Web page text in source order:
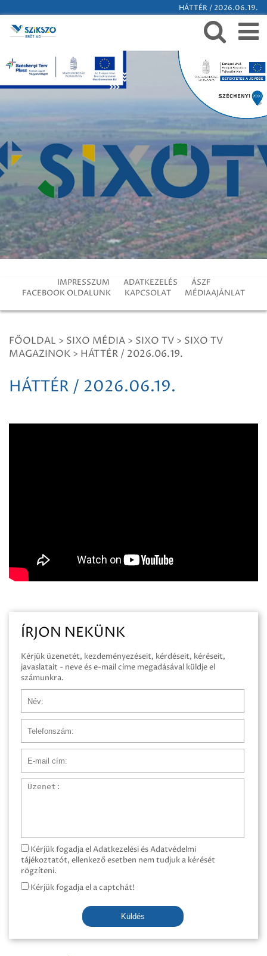
HÁTTÉR / 2026.06.19.
IMPRESSZUM ADATKEZELÉS
ÁSZF
FACEBOOK OLDALUNK
KAPCSOLAT MÉDIAAJÁNLAT
FŐOLDAL > SIXO MÉDIA > SIXO TV > SIXO TV
MAGAZINOK > HÁTTÉR / 2026.06.19.
HÁTTÉR / 2026.06.19.
ÍRJON NEKÜNK
Kérjük üzenetét, kezdeményezéseit, kérdéseit, kéréseit,
javaslatait - neve és e-mail címe megadásával küldje el
számunkra.
Üzenet
Kérjük fogadja el Adatkezelési és Adatvédelmi
tájékoztatót, ellenkező esetben nem tudjuk a kérését
rögzíteni.
Kérjük fogadja el a captchát!
Küldés